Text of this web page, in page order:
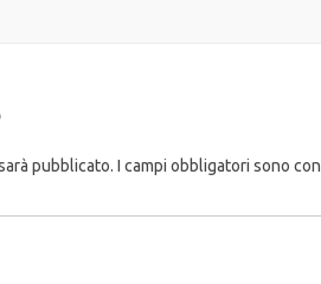
pubblicato. I campi obbligatori sono